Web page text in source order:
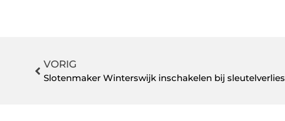
VORIG
Slotenmaker Winterswijk inschakelen bij sleutelverlies